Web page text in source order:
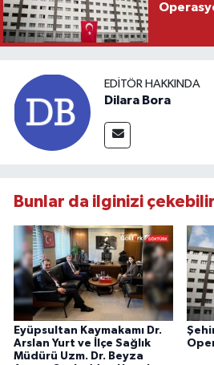
EDITÖR HAKKINDA
Dilara Bora
Bunlar da ilginizi çekebilir
Eyüpsultan Kaymakamı Dr.
Arslan Yurt ve İlçe Sağlık
Müdürü Uzm. Dr. Beyza